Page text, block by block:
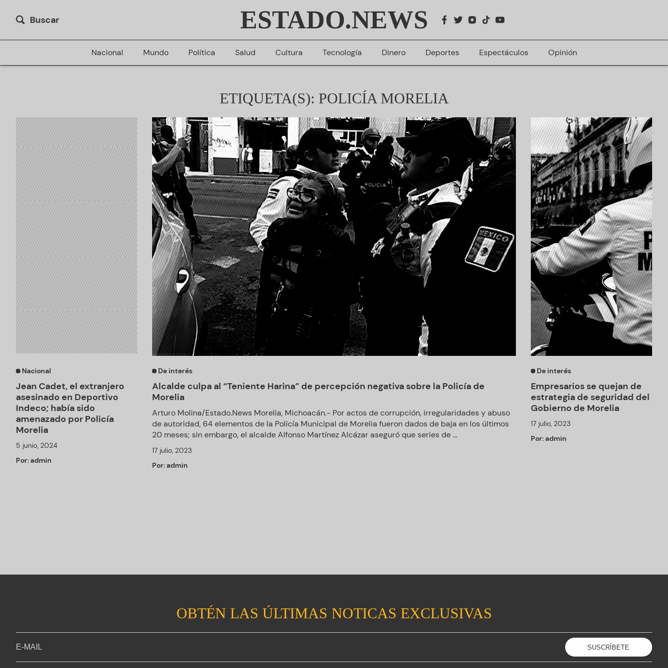
Buscar ESTADO.NEWS
Nacional Mundo Política Salud Cultura Tecnología Dinero Deportes Espectáculos Opinión
ETIQUETA(S): POLICÍA MORELIA
Nacional
Jean Cadet, el extranjero
asesinado en Deportivo
Indeco; había sido
amenazado por Policía
Morelia
5 junio, 2024
Por:admin
De interés
Alcalde culpa al “Teniente Harina” de percepción negativa sobre la Policía de
Morelia
Arturo Molina/Estado.News Morelia, Michoacán.- Por actos de corrupción, irregularidades y abuso
de autoridad, 64 elementos de la Policía Municipal de Morelia fueron dados de baja en los últimos
20 meses; sin embargo, el alcalde Alfonso Martínez Alcázar aseguró que series de ...
17 julio, 2023
Por:admin
De interés
Empresarios se quejan de
estrategia de seguridad del
Gobierno de Morelia
17 julio, 2023
Por:admin
OBTÉN LAS ÚLTIMAS NOTICAS EXCLUSIVAS